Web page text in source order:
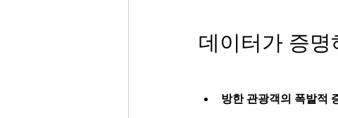
데이터가 증
방한 관광객의 폭발적